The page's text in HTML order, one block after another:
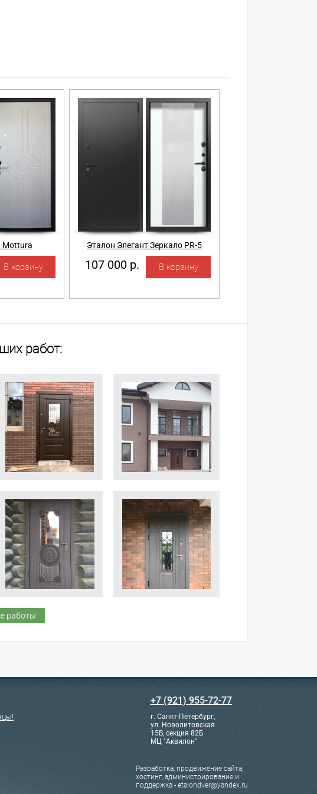
Mottura Эталон Элегант Зеркало PR-5
107 000 р.
работ:
работы
+7 (921) 955-72-77
г. Санкт-Петербург,
ул. Новолитовская
15В, секция 82Б
МЦ "Аквилон"
Разработка, продвижение сайта,
хостинг, администрирование и
поддержка - etalondver@yandex.ru